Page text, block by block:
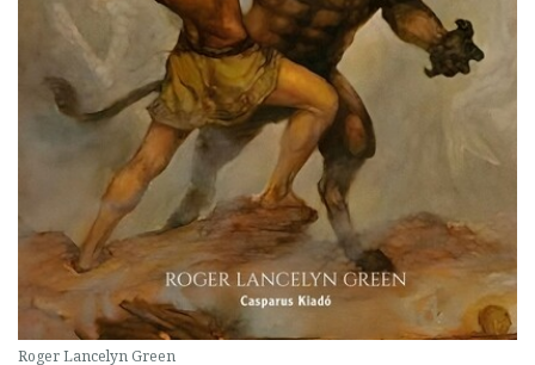
Roger Lancelyn Green